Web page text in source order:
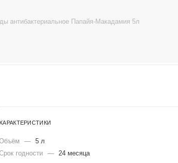
антибактериальное Папайя-Макадамия 5л
— 5 л
годности — 24 месяца